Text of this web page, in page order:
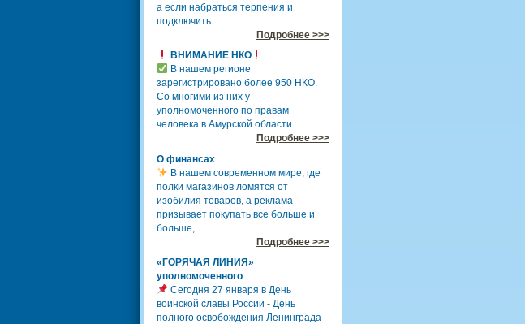
а если набраться терпения и
подключить…
Подробнее >>>
ВНИМАНИЕ НКО
В нашем регионе
зарегистрировано более 950 НКО.
Со многими из них у
уполномоченного по правам
человека в Амурской области…
Подробнее >>>
О финансах
В нашем современном мире, где
полки магазинов ломятся от
изобилия товаров, а реклама
призывает покупать все больше и
больше,…
Подробнее >>>
«ГОРЯЧАЯ ЛИНИЯ»
уполномоченного
Сегодня 27 января в День
воинской славы России - День
полного освобождения Ленинграда